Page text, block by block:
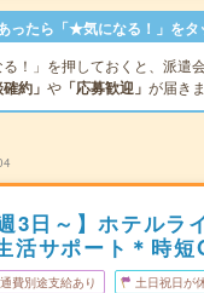
ったら「★気になる！」をタ
る！」を押しておくと、派遣
確約」 や 「応募歓迎」 が届き
3日～】ホテルラ
活サポート＊時短
費別途支給あり 土日祝日が